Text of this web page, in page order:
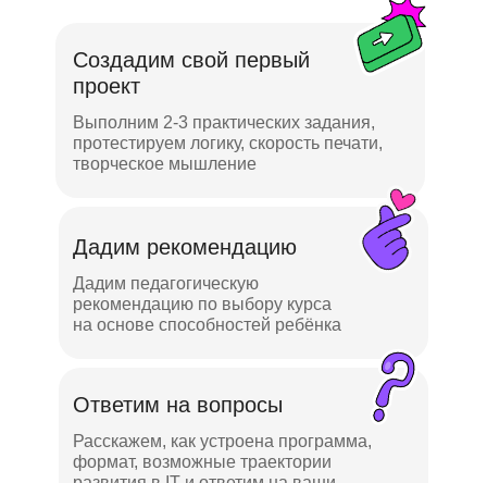
Создадим свой первый
проект
Выполним 2-3 практических задания,
протестируем логику, скорость печати,
творческое мышление
Дадим рекомендацию
Дадим педагогическую
рекомендацию по выбору курса
на основе способностей ребёнка
Ответим на вопросы
Расскажем, как устроена программа,
формат, возможные траектории